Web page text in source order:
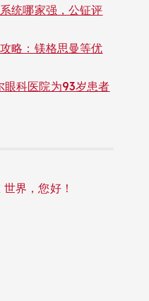
统哪家强，公钲评
略：镁格思曼等优
科医院为93岁患者
世界，您好！